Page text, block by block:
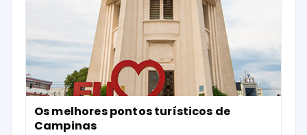
Os melhores pontos turísticos de
Campinas